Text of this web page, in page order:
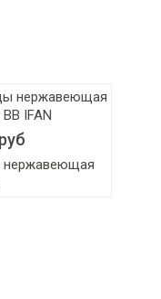
нержавеющая